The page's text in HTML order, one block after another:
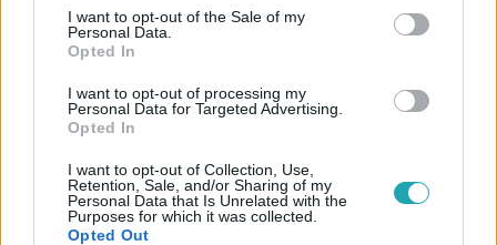
consent section.
I want to opt-out of the Sale of my
Personal Data.
Opted In
I want to opt-out of processing my
Personal Data for Targeted Advertising.
Opted In
I want to opt-out of Collection, Use,
Retention, Sale, and/or Sharing of my
Personal Data that Is Unrelated with the
Purposes for which it was collected.
Opted Out
REGGELI #RTL VIDEÓ
VALÓVILÁG